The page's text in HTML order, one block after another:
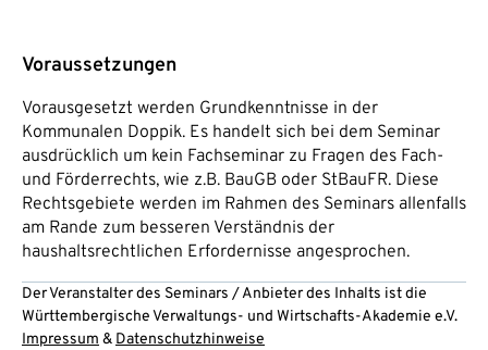
Voraussetzungen
Vorausgesetzt werden Grundkenntnisse in der
Kommunalen Doppik. Es handelt sich bei dem Seminar
ausdrücklich um kein Fachseminar zu Fragen des Fach-
und Förderrechts, wie z.B. BauGB oder StBauFR. Diese
Rechtsgebiete werden im Rahmen des Seminars allenfalls
am Rande zum besseren Verständnis der
haushaltsrechtlichen Erfordernisse angesprochen.
Der Veranstalter des Seminars / Anbieter des Inhalts ist die
Württembergische Verwaltungs- und Wirtschafts-Akademie e.V.
Impressum & Datenschutzhinweise